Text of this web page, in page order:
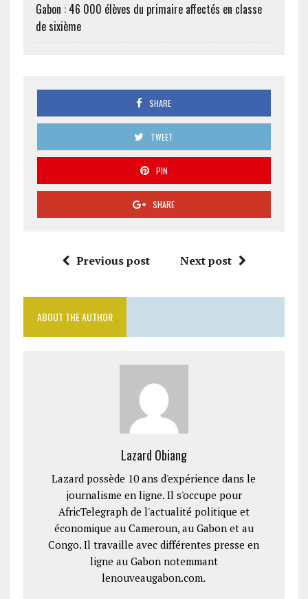
Gabon : 46 000 élèves du primaire affectés en classe
de sixième
SHARE
TWEET
PIN
SHARE
Previous post Next post
ABOUT THE AUTHOR
Lazard Obiang
Lazard possède 10 ans d'expérience dans le
journalisme en ligne. Il s'occupe pour
AfricTelegraph de l'actualité politique et
économique au Cameroun, au Gabon et au
Congo. Il travaille avec différentes presse en
ligne au Gabon notemmant
lenouveaugabon.com.